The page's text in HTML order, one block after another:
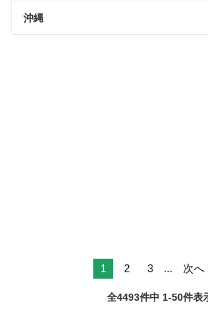
沖縄
1 2 3 ... 次へ
全4493件中 1-50件表